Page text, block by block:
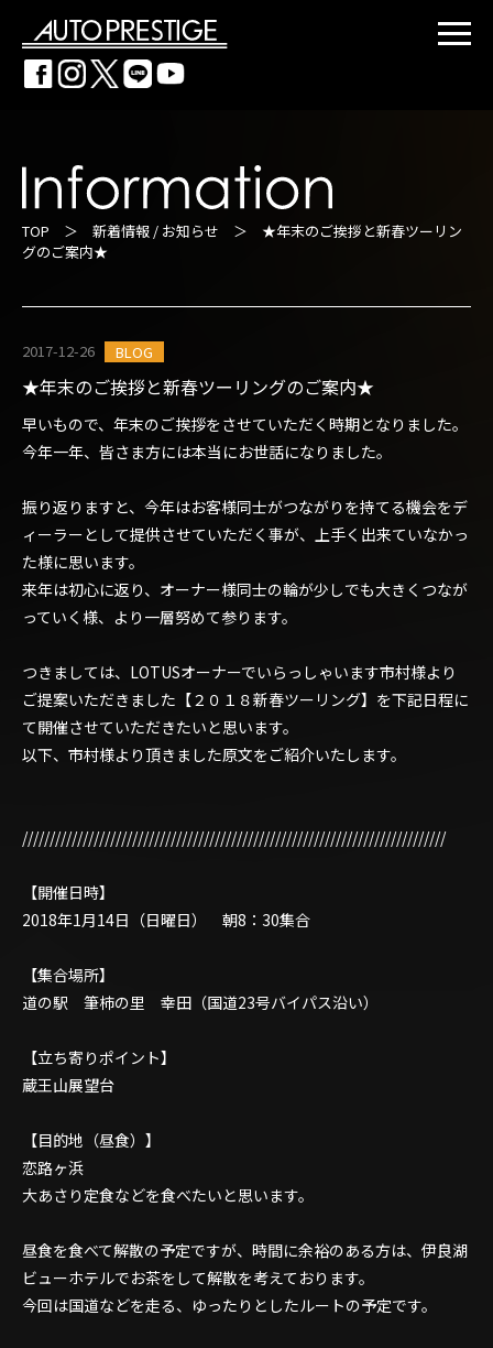
TOP ＞ 新着情報 / お知らせ ＞ ★年末のご挨拶と新春ツーリン
グのご案内★
2017-12-26 BLOG
★年末のご挨拶と新春ツーリングのご案内★
早いもので、年末のご挨拶をさせていただく時期となりました。
今年一年、皆さま方には本当にお世話になりました。
振り返りますと、今年はお客様同士がつながりを持てる機会をデ
ィーラーとして提供させていただく事が、上手く出来ていなかっ
た様に思います。
来年は初心に返り、オーナー様同士の輪が少しでも大きくつなが
っていく様、より一層努めて参ります。
つきましては、LOTUSオーナーでいらっしゃいます市村様より
ご提案いただきました【２０１８新春ツーリング】を下記日程に
て開催させていただきたいと思います。
以下、市村様より頂きました原文をご紹介いたします。
/////////////////////////////////////////////////////////////////////////////
【開催日時】
2018年1月14日（日曜日） 朝8：30集合
【集合場所】
道の駅 筆柿の里 幸田（国道23号バイパス沿い）
【立ち寄りポイント】
蔵王山展望台
【目的地（昼食）】
恋路ヶ浜
大あさり定食などを食べたいと思います。
昼食を食べて解散の予定ですが、時間に余裕のある方は、伊良湖
ビューホテルでお茶をして解散を考えております。
今回は国道などを走る、ゆったりとしたルートの予定です。